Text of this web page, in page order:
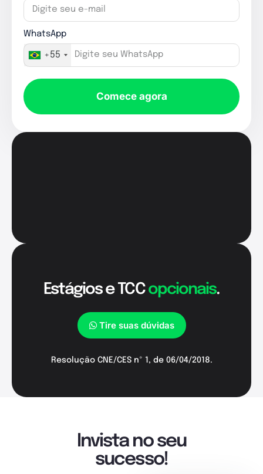
WhatsApp
+55
Comece agora
Estágios e TCCopcionais.
Tire suas dúvidas
Resolução CNE/CES nº 1, de 06/04/2018.
Invista no seu
sucesso!